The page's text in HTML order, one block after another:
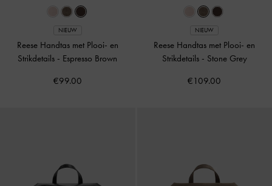
NIEUW
Reese Handtas met Plooi- en
Strikdetails - Espresso Brown
€99.00
NIEUW
Reese Handtas met Plooi- en
Strikdetails - Stone Grey
€109.00